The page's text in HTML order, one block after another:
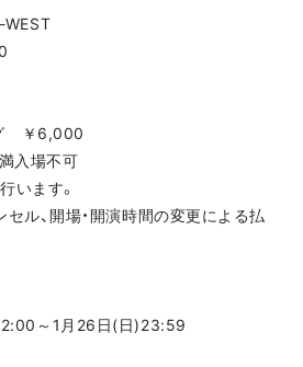
￥6,000
入場不可
います。
ル、開場・開演時間の変更による払
～1月26日(日)23:59